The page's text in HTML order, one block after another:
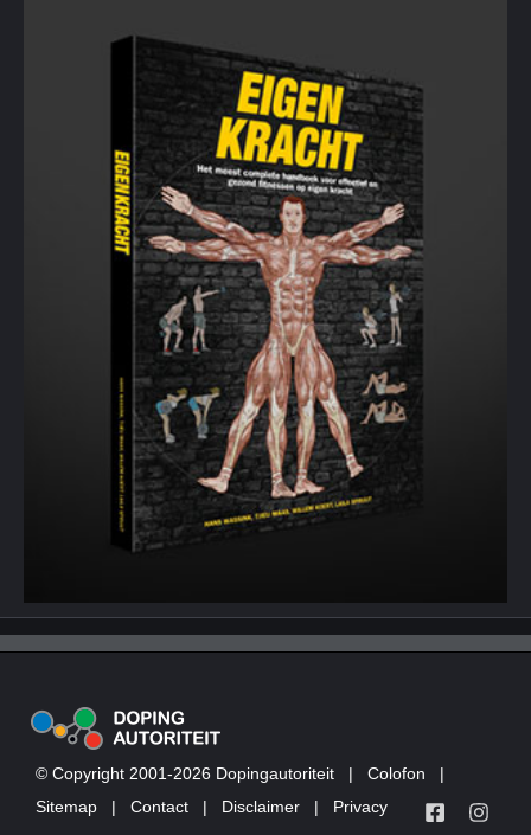
© Copyright 2001-2026 Dopingautoriteit | Colofon
|
Sitemap
| Contact | Disclaimer | Privacy